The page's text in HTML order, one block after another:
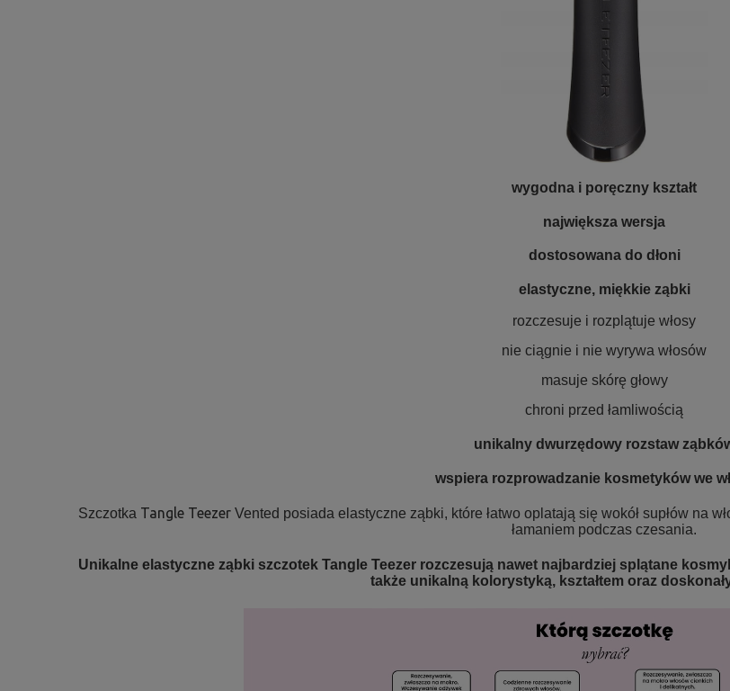
wygodna i poręczny kształt
największa wersja
dostosowana do dłoni
elastyczne, miękkie ząbki
rozczesuje i rozplątuje włosy
nie ciągnie i nie wyrywa włosów
masuje skórę głowy
chroni przed łamliwością
unikalny dwurzędowy rozstaw
wspiera rozprowadzanie kosmetyków we
Szczotka Tangle Teezer Vented posiada elastyczne ząbki, które łatwo oplatają się wokół supłów na
łamaniem podczas czesania.
Unikalne elastyczne ząbki szczotek Tangle Teezer rozczesują nawet najbardziej splątane
także unikalną kolorystyką, kształtem oraz